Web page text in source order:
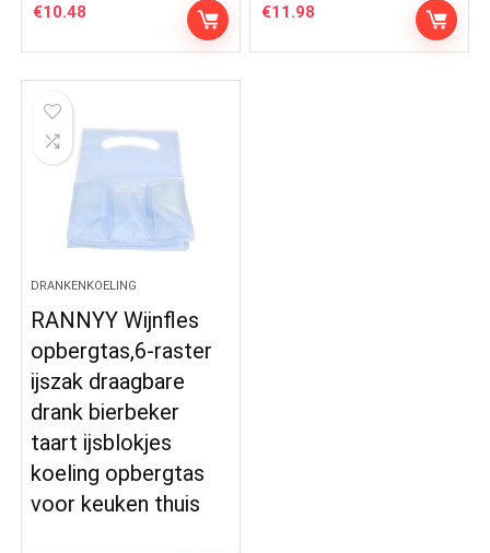
€10.48 €11.98
DRANKENKOELING
RANNYY Wijnfles
opbergtas,6-raster
ijszak draagbare
drank bierbeker
taart ijsblokjes
koeling opbergtas
voor keuken thuis